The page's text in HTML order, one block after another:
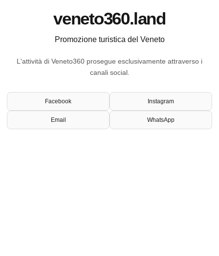
veneto360.land
Promozione turistica del Veneto
L'attività di Veneto360 prosegue esclusivamente attraverso i
canali social.
Facebook Instagram
Email WhatsApp